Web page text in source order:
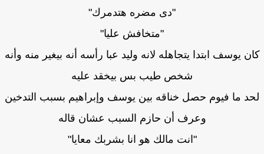
"دى مضره هتدمرك"
"متخافش عليا"
يوسف ابتدا يتجاهله لانه وليد عبا رأسه أنه بيغير منه وأنه
شخص طيب بس بيخقد عليه
ما فيوم حصل خناقه بين يوسف وإبراهيم بسبب التدخين
وعرف أن حازم السبب عشان قاله
"انت مالك هو انا بشربك معايا"